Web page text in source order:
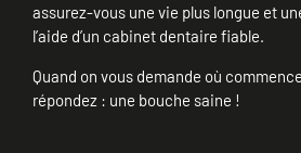
assurez-vous une vie plus longue et
l’aide d’un cabinet dentaire fiable.
Quand on vous demande où
répondez : une bouche saine !